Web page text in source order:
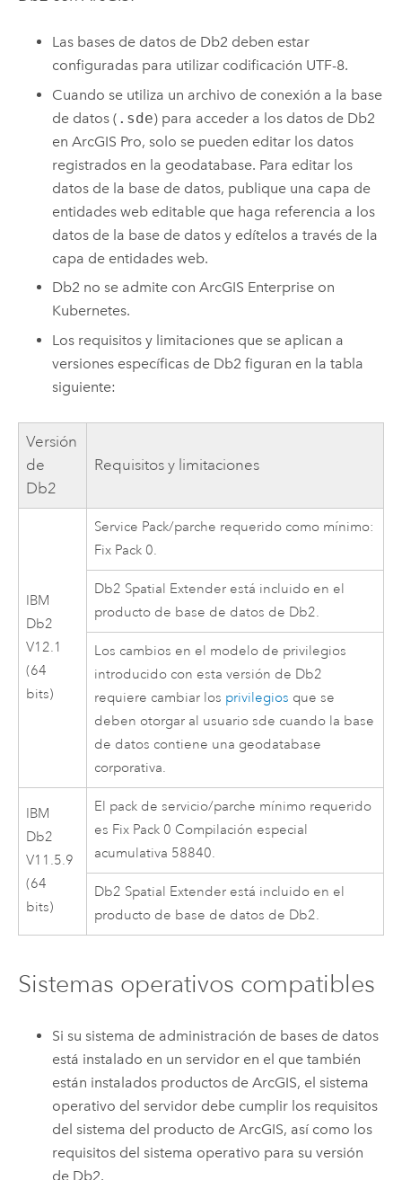
Las bases de datos de Db2 deben estar
configuradas para utilizar codificación UTF-8.
Cuando se utiliza un archivo de conexión a la base
de datos ( .sde) para acceder a los datos de Db2
enArcGIS Pro, solo se pueden editar los datos
registrados en la geodatabase. Para editar los
datos de la base de datos, publique una capa de
entidades web editable que haga referencia a los
datos de la base de datos y edítelos a través de la
capa de entidades web.
Db2 no se admite conArcGIS Enterprise on
Kubernetes.
Los requisitos y limitaciones que se aplican a
versiones específicas de Db2 figuran en la tabla
siguiente:
Versión
de
Db2
Requisitos y limitaciones
IBM
Db2
V12.1
(64
bits)
Service Pack/parche requerido como mínimo:
Fix Pack 0.
Db2 Spatial Extender está incluido en el
producto de base de datos de Db2.
Los cambios en el modelo de privilegios
introducido con esta versión de Db2
requiere cambiar los privilegios que se
deben otorgar al usuario sde cuando la base
de datos contiene una geodatabase
corporativa.
IBM
Db2
V11.5.9
(64
bits)
El pack de servicio/parche mínimo requerido
es Fix Pack 0 Compilación especial
acumulativa 58840.
Db2 Spatial Extender está incluido en el
producto de base de datos de Db2.
Sistemas operativos compatibles
Si su sistema de administración de bases de datos
está instalado en un servidor en el que también
están instalados productos de ArcGIS, el sistema
operativo del servidor debe cumplir los requisitos
del sistema del producto de ArcGIS, así como los
requisitos del sistema operativo para su versión
de Db2.